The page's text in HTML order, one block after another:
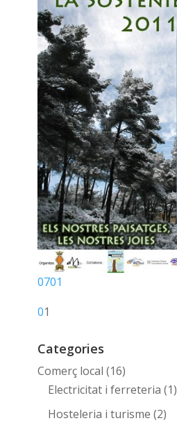
0701
01
Categories
Comerç local (16)
Electricitat i ferreteria (1)
Hosteleria i turisme (2)